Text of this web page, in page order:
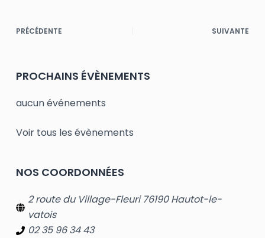
PRÉCÉDENTE SUIVANTE
PROCHAINS ÉVÈNEMENTS
aucun événements
Voir tous les évènements
NOS COORDONNÉES
2 route du Village-Fleuri 76190 Hautot-le-
vatois
02 35 96 34 43